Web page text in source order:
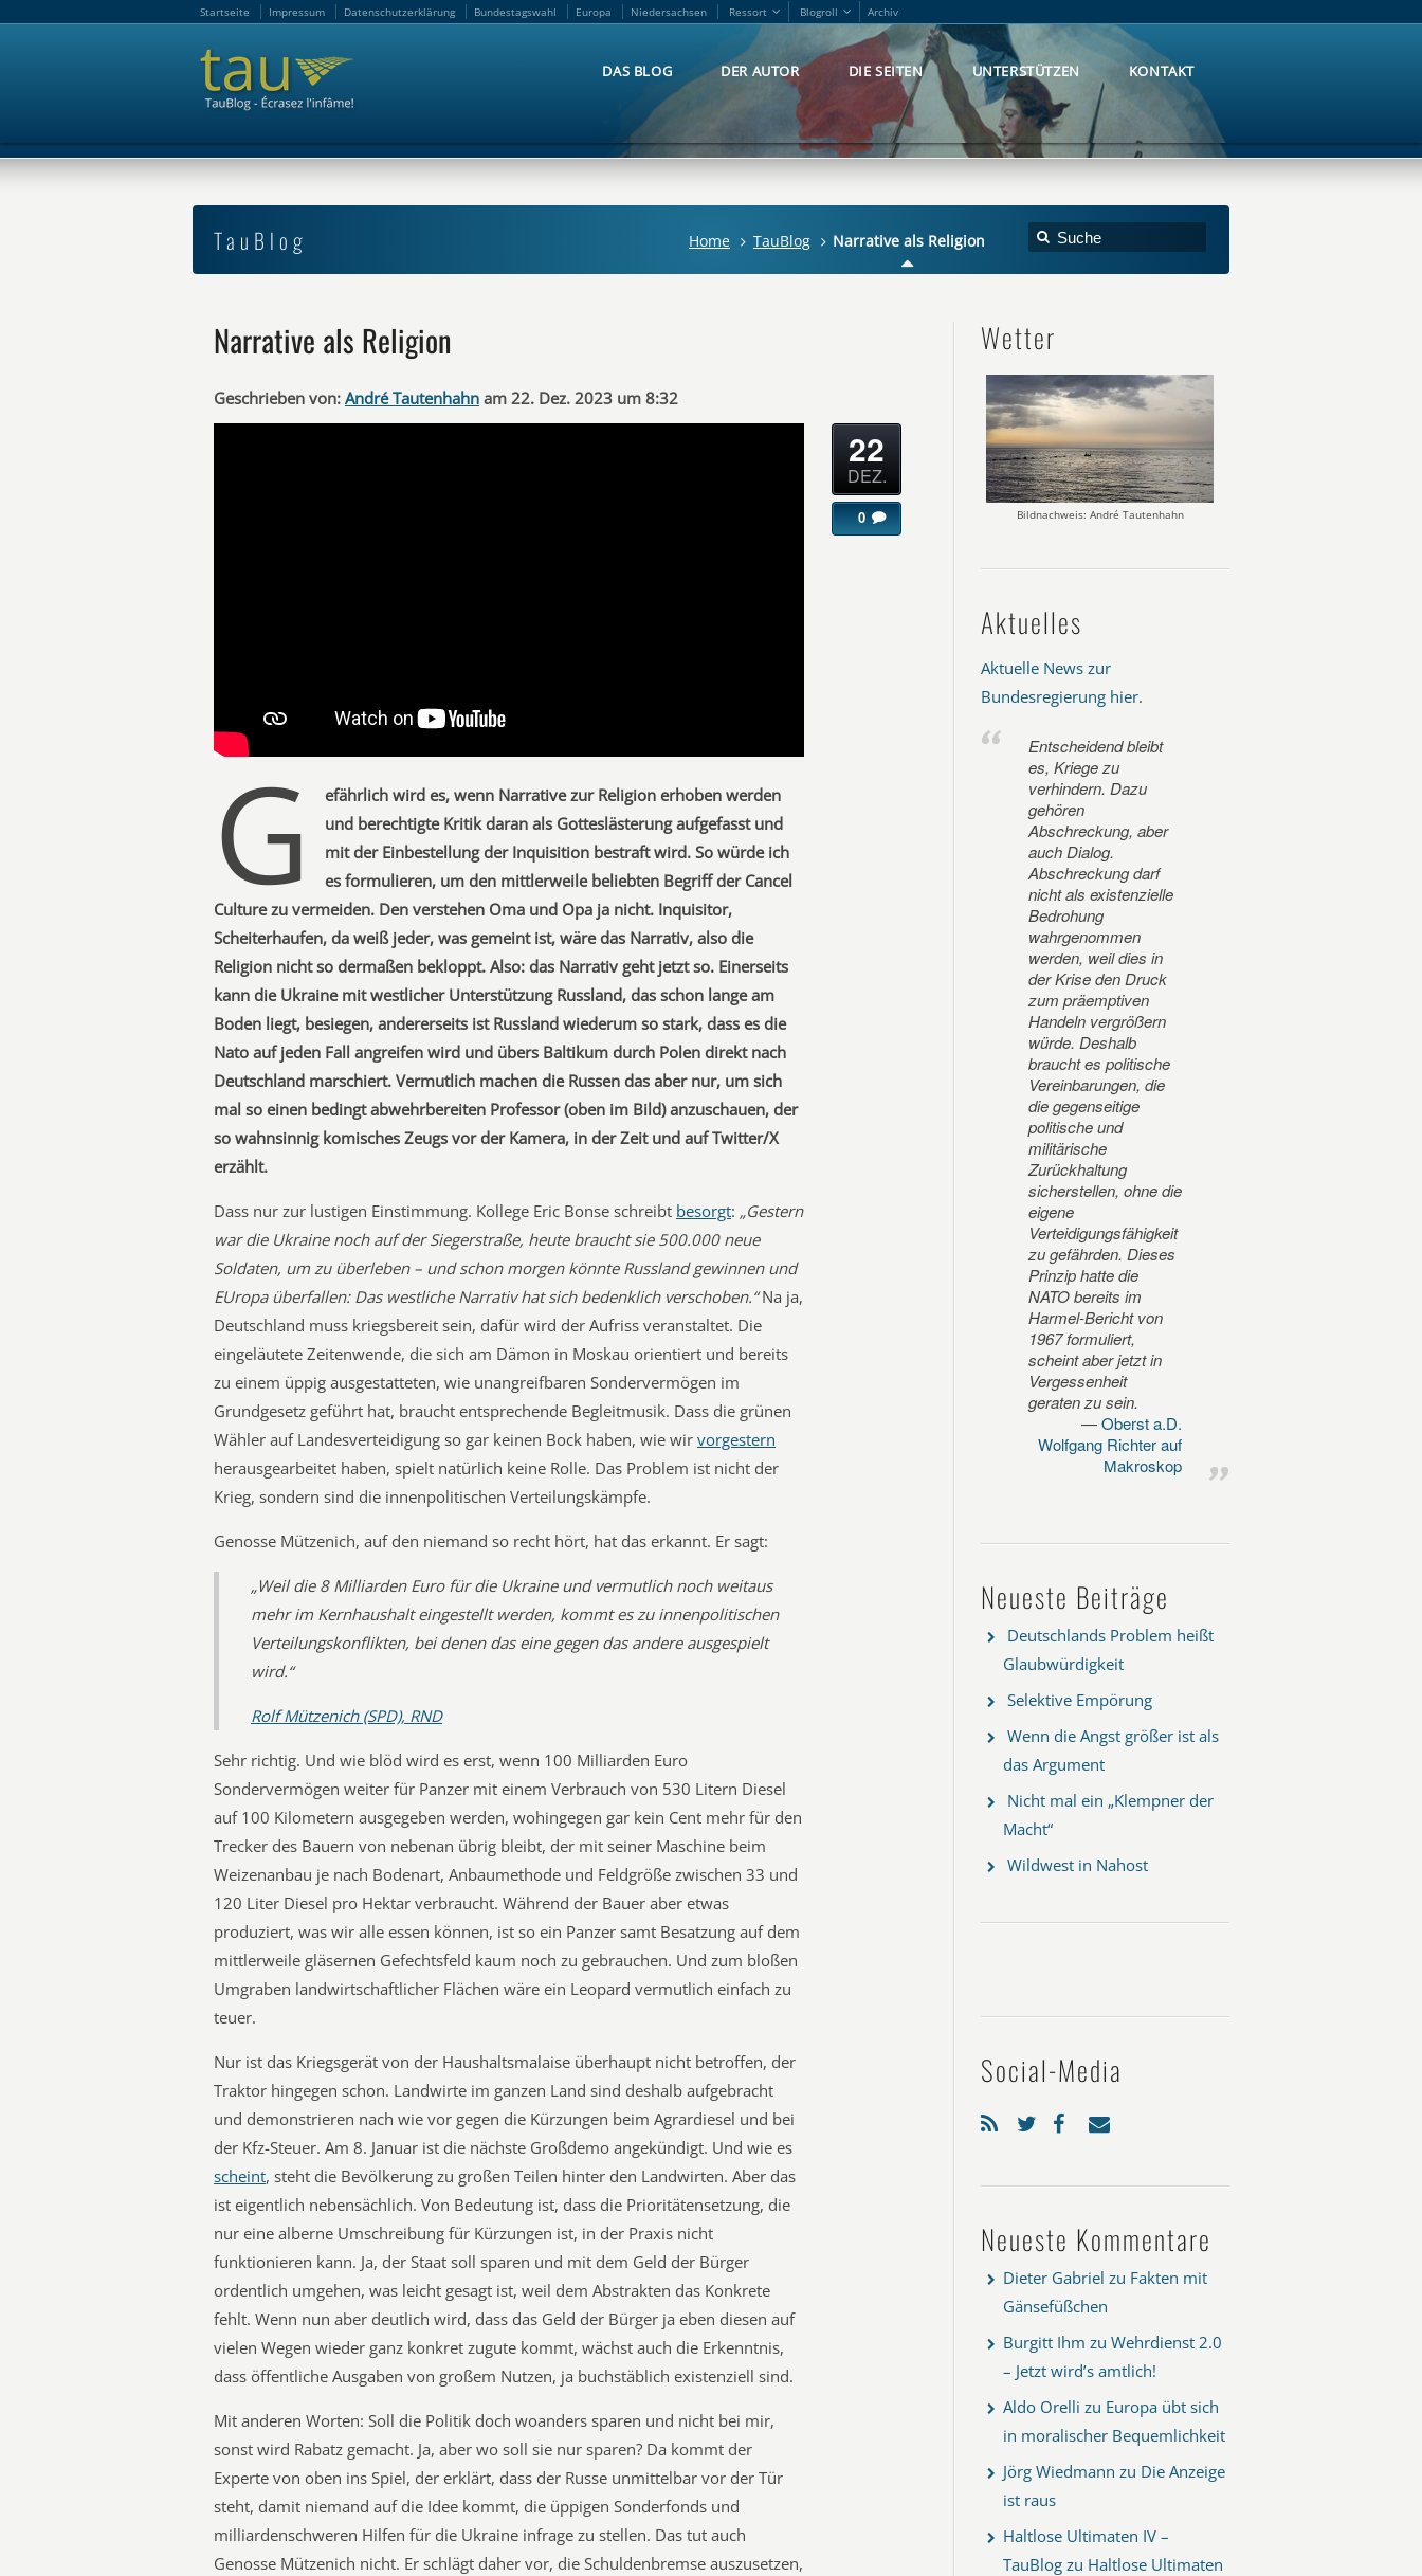
Startseite Impressum Datenschutzerklärung Bundestagswahl Europa Niedersachsen Ressort Blogroll Archiv
DAS BLOG DER AUTOR DIE SEITEN UNTERSTÜTZEN KONTAKT
TauBlog Home TauBlog Narrative als Religion
Narrative als Religion
Geschrieben von: André Tautenhahn am 22. Dez. 2023 um 8:32
G
efährlich wird es, wenn Narrative zur Religion erhoben werden
und berechtigte Kritik daran als Gotteslästerung aufgefasst und
mit der Einbestellung der Inquisition bestraft wird. So würde ich
es formulieren, um den mittlerweile beliebten Begriff der Cancel
Culture zu vermeiden. Den verstehen Oma und Opa ja nicht. Inquisitor,
Scheiterhaufen, da weiß jeder, was gemeint ist, wäre das Narrativ, also die
Religion nicht so dermaßen bekloppt. Also: das Narrativ geht jetzt so. Einerseits
kann die Ukraine mit westlicher Unterstützung Russland, das schon lange am
Boden liegt, besiegen, andererseits ist Russland wiederum so stark, dass es die
Nato auf jeden Fall angreifen wird und übers Baltikum durch Polen direkt nach
Deutschland marschiert. Vermutlich machen die Russen das aber nur, um sich
mal so einen bedingt abwehrbereiten Professor (oben im Bild) anzuschauen, der
so wahnsinnig komisches Zeugs vor der Kamera, in der Zeit und auf Twitter/X
erzählt.
Dass nur zur lustigen Einstimmung. Kollege Eric Bonse schreibt besorgt: „Gestern
war die Ukraine noch auf der Siegerstraße, heute braucht sie 500.000 neue
Soldaten, um zu überleben – und schon morgen könnte Russland gewinnen und
EUropa überfallen: Das westliche Narrativ hat sich bedenklich verschoben.“Na ja,
Deutschland muss kriegsbereit sein, dafür wird der Aufriss veranstaltet. Die
eingeläutete Zeitenwende, die sich am Dämon in Moskau orientiert und bereits
zu einem üppig ausgestatteten, wie unangreifbaren Sondervermögen im
Grundgesetz geführt hat, braucht entsprechende Begleitmusik. Dass die grünen
Wähler auf Landesverteidigung so gar keinen Bock haben, wie wir vorgestern
herausgearbeitet haben, spielt natürlich keine Rolle. Das Problem ist nicht der
Krieg, sondern sind die innenpolitischen Verteilungskämpfe.
Genosse Mützenich, auf den niemand so recht hört, hat das erkannt. Er sagt:
„Weil die 8 Milliarden Euro für die Ukraine und vermutlich noch weitaus
mehr im Kernhaushalt eingestellt werden, kommt es zu innenpolitischen
Verteilungskonflikten, bei denen das eine gegen das andere ausgespielt
wird.“
Rolf Mützenich (SPD), RND
Sehr richtig. Und wie blöd wird es erst, wenn 100 Milliarden Euro
Sondervermögen weiter für Panzer mit einem Verbrauch von 530 Litern Diesel
auf 100 Kilometern ausgegeben werden, wohingegen gar kein Cent mehr für den
Trecker des Bauern von nebenan übrig bleibt, der mit seiner Maschine beim
Weizenanbau je nach Bodenart, Anbaumethode und Feldgröße zwischen 33 und
120 Liter Diesel pro Hektar verbraucht. Während der Bauer aber etwas
produziert, was wir alle essen können, ist so ein Panzer samt Besatzung auf dem
mittlerweile gläsernen Gefechtsfeld kaum noch zu gebrauchen. Und zum bloßen
Umgraben landwirtschaftlicher Flächen wäre ein Leopard vermutlich einfach zu
teuer.
Nur ist das Kriegsgerät von der Haushaltsmalaise überhaupt nicht betroffen, der
Traktor hingegen schon. Landwirte im ganzen Land sind deshalb aufgebracht
und demonstrieren nach wie vor gegen die Kürzungen beim Agrardiesel und bei
der Kfz-Steuer. Am 8. Januar ist die nächste Großdemo angekündigt. Und wie es
scheint, steht die Bevölkerung zu großen Teilen hinter den Landwirten. Aber das
ist eigentlich nebensächlich. Von Bedeutung ist, dass die Prioritätensetzung, die
nur eine alberne Umschreibung für Kürzungen ist, in der Praxis nicht
funktionieren kann. Ja, der Staat soll sparen und mit dem Geld der Bürger
ordentlich umgehen, was leicht gesagt ist, weil dem Abstrakten das Konkrete
fehlt. Wenn nun aber deutlich wird, dass das Geld der Bürger ja eben diesen auf
vielen Wegen wieder ganz konkret zugute kommt, wächst auch die Erkenntnis,
dass öffentliche Ausgaben von großem Nutzen, ja buchstäblich existenziell sind.
Mit anderen Worten: Soll die Politik doch woanders sparen und nicht bei mir,
sonst wird Rabatz gemacht. Ja, aber wo soll sie nur sparen? Da kommt der
Experte von oben ins Spiel, der erklärt, dass der Russe unmittelbar vor der Tür
steht, damit niemand auf die Idee kommt, die üppigen Sonderfonds und
milliardenschweren Hilfen für die Ukraine infrage zu stellen. Das tut auch
Genosse Mützenich nicht. Er schlägt daher vor, die Schuldenbremse auszusetzen,
22
DEZ.
0
Wetter
Bildnachweis: André Tautenhahn
Aktuelles
Aktuelle News zur
Bundesregierung hier.
Entscheidend bleibt
es, Kriege zu
verhindern. Dazu
gehören
Abschreckung, aber
auch Dialog.
Abschreckung darf
nicht als existenzielle
Bedrohung
wahrgenommen
werden, weil dies in
der Krise den Druck
zum präemptiven
Handeln vergrößern
würde. Deshalb
braucht es politische
Vereinbarungen, die
die gegenseitige
politische und
militärische
Zurückhaltung
sicherstellen, ohne die
eigene
Verteidigungsfähigkeit
zu gefährden. Dieses
Prinzip hatte die
NATO bereits im
Harmel-Bericht von
1967 formuliert,
scheint aber jetzt in
Vergessenheit
geraten zu sein.
Oberst a.D.
Wolfgang Richter auf
Makroskop
Neueste Beiträge
Deutschlands Problem heißt
Glaubwürdigkeit
Selektive Empörung
Wenn die Angst größer ist als
das Argument
Nicht mal ein „Klempner der
Macht“
Wildwest in Nahost
Social-Media
Neueste Kommentare
Dieter Gabriel zu Fakten mit
Gänsefüßchen
Burgitt Ihm zu Wehrdienst 2.0
– Jetzt wird’s amtlich!
Aldo Orelli zu Europa übt sich
in moralischer Bequemlichkeit
Jörg Wiedmann zu Die Anzeige
ist raus
Haltlose Ultimaten IV –
TauBlog zu Haltlose Ultimaten
Startseite Impressum Datenschutzerklärung Bundestagswahl Europa Niedersachsen Ressort Blogroll Archiv
DAS BLOG DER AUTOR DIE SEITEN UNTERSTÜTZEN KONTAKT